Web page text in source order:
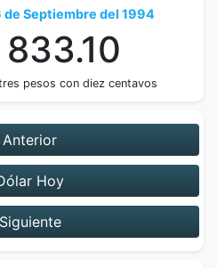
de Septiembre del 1994
pesos con diez centavos
Anterior
Hoy
Siguiente